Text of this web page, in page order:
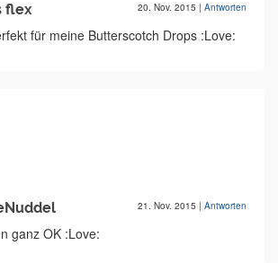
flex 20. Nov. 2015 | Antworten
für meine Butterscotch Drops :Love:
21. Nov. 2015 | Antworten
ganz OK :Love: